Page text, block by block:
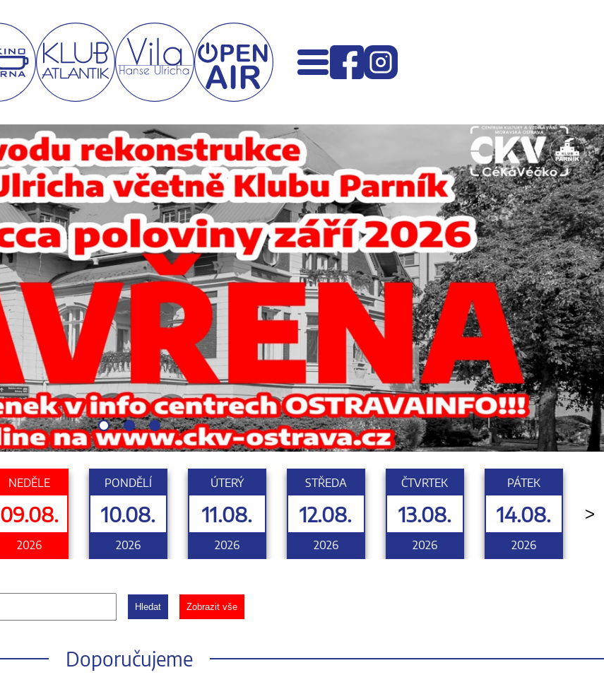
NEDĚLE
09.08.
2026
PONDĚLÍ
10.08.
2026
ÚTERÝ
11.08.
2026
STŘEDA
12.08.
2026
ČTVRTEK
13.08.
2026
PÁTEK
14.08.
2026
>
Hledat Zobrazit vše
Doporučujeme